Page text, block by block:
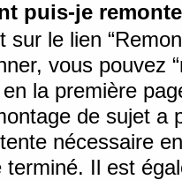
puis-je
sur le lien
vous pouvez
la première
de sujet a
nécessaire
terminé. Il est